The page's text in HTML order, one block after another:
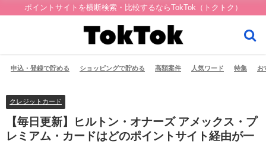
ポイントサイトを横断検索・比較するならTokTok（トクトク）
申込・登録で貯める ショッピングで貯める 高額案件 人気ワード 特集 お
クレジットカード
【毎日更新】ヒルトン・オナーズ アメックス・プ
レミアム・カードはどのポイントサイト経由が一